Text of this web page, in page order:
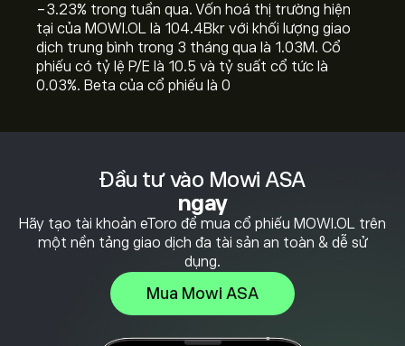
Đầu tư vào Mowi ASA
ngay
Hãy tạo tài khoản eToro để mua cổ phiếu MOWI.OL trên
một nền tảng giao dịch đa tài sản an toàn & dễ sử
dụng.
Mua Mowi ASA
‎-3.23‎% trong tuần qua. Vốn hoá thị trường hiện
tại của MOWI.OL là 104.4B‎kr‎ với khối lượng giao
dịch trung bình trong 3 tháng qua là 1.03M. Cổ
phiếu có tỷ lệ P/E là 10.5 và tỷ suất cổ tức là
0.03%. Beta của cổ phiếu là 0